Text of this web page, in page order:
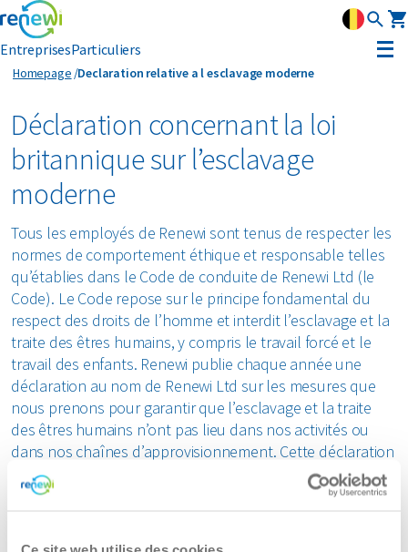
Ce site web utilise des cookies.
EntreprisesParticuliers
Louer un conteneur
Gestion des déchets
Gestion des déchets
Collecte des déchets
Conteneurs amovibles
Conteneurs à dechets semi enterres
Conteneurs à presse
Swill tank
Moyens de collecte pour les déchets dangereux
Collecte interne des déchets
Secteurs
Construction
Horeca et récréatif
Industrie
Logistique
Commerce de détail
Services aux entreprises
Voir toutes les branches
Flux de déchets
Amiante
Bois
Déchets de construction et de démolition
Déchets dangereux
Déchets résiduels
Matériaux circulaires
Verre
Bois
Métaux
Minéraux
Organique
Conseil
Service clientèle
MyRenewi
propos de nous
Homepage Declaration relative a l esclavage moderne
Declaration relative a l esclavage moderne
Déclaration concernant la loi
britannique sur l’esclavage
moderne
Tous les employés de Renewi sont tenus de respecter les
normes de comportement éthique et responsable telles
qu’établies dans le Code de conduite de Renewi Ltd (le
Code). Le Code repose sur le principe fondamental du
respect des droits de l’homme et interdit l’esclavage et la
traite des êtres humains, y compris le travail forcé et le
travail des enfants. Renewi publie chaque année une
déclaration au nom de Renewi Ltd sur les mesures que
nous prenons pour garantir que l’esclavage et la traite
des êtres humains n’ont pas lieu dans nos activités ou
dans nos chaînes d’approvisionnement. Cette déclaration
est également conforme aux exigences du Modern
Slavery Act 2015 (loi britannique contre l’esclavage